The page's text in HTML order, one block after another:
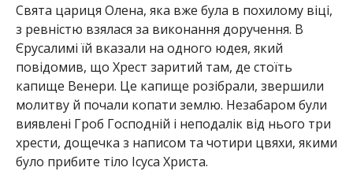
Свята цариця Олена, яка вже була в похилому віці,
з ревністю взялася за виконання доручення. В
Єрусалимі їй вказали на одного юдея, який
повідомив, що Хрест заритий там, де стоїть
капище Венери. Це капище розібрали, звершили
молитву й почали копати землю. Незабаром були
виявлені Гроб Господній і неподалік від нього три
хрести, дощечка з написом та чотири цвяхи, якими
було прибите тіло Ісуса Христа.